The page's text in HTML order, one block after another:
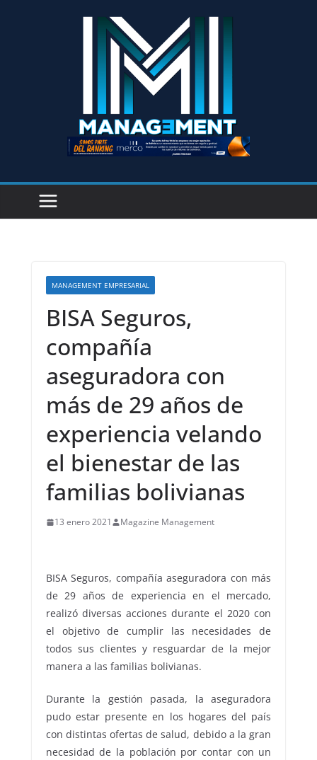
MANAGEMENT EMPRESARIAL
BISA Seguros,
compañía
aseguradora con
más de 29 años de
experiencia velando
el bienestar de las
familias bolivianas
13 enero 2021 Magazine Management
BISA Seguros, compañía aseguradora con más
de 29 años de experiencia en el mercado,
realizó diversas acciones durante el 2020 con
el objetivo de cumplir las necesidades de
todos sus clientes y resguardar de la mejor
manera a las familias bolivianas.
Durante la gestión pasada, la aseguradora
pudo estar presente en los hogares del país
con distintas ofertas de salud, debido a la gran
necesidad de la población por contar con un